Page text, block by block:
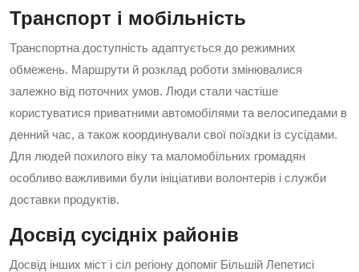
Транспорт і мобільність
Транспортна доступність адаптується до режимних
обмежень. Маршрути й розклад роботи змінювалися
залежно від поточних умов. Люди стали частіше
користуватися приватними автомобілями та велосипедами в
денний час, а також координували свої поїздки із сусідами.
Для людей похилого віку та маломобільних громадян
особливо важливими були ініціативи волонтерів і служби
доставки продуктів.
Досвід сусідніх районів
Досвід інших міст і сіл регіону допоміг Більшій Лепетисі